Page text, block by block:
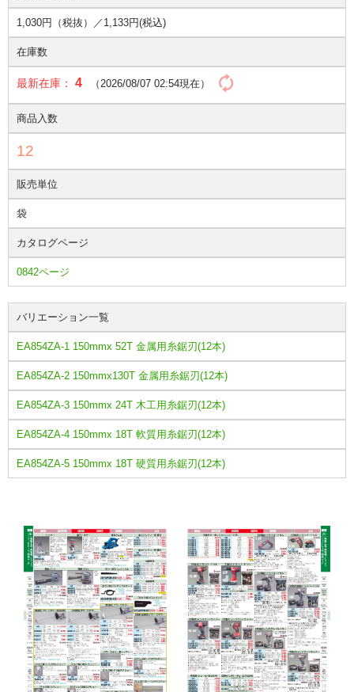
1,030円（税抜）／ 1,133円(税込)
在庫数
最新在庫： 4 （2026/08/07 02:54現在）
商品入数
12
販売単位
袋
カタログページ
0842ページ
バリエーション一覧
EA854ZA-1 150mmx 52T 金属用糸鋸刃(12本)
EA854ZA-2 150mmx130T 金属用糸鋸刃(12本)
EA854ZA-3 150mmx 24T 木工用糸鋸刃(12本)
EA854ZA-4 150mmx 18T 軟質用糸鋸刃(12本)
EA854ZA-5 150mmx 18T 硬質用糸鋸刃(12本)